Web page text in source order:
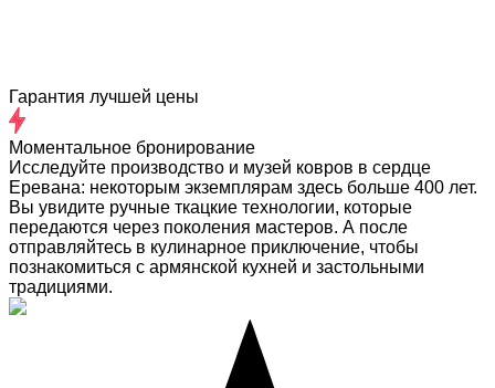
Гарантия лучшей цены
Моментальное бронирование
Исследуйте производство и музей ковров в сердце
Еревана: некоторым экземплярам здесь больше 400 лет.
Вы увидите ручные ткацкие технологии, которые
передаются через поколения мастеров. А после
отправляйтесь в кулинарное приключение, чтобы
познакомиться с армянской кухней и застольными
традициями.